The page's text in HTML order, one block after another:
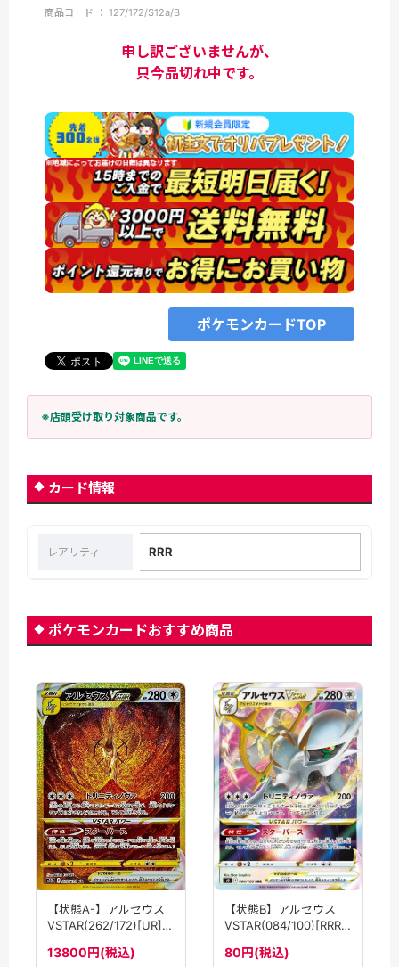
商品コード ： 127/172/S12a/B
申し訳ございませんが、
只今品切れ中です。
ポケモンカードTOP
※店頭受け取り対象商品です。
カード情報
レアリティ RRR
ポケモンカードおすすめ商品
【状態A-】アルセウス
VSTAR(262/172)[UR]
13800円(税込)
【状態B】アルセウス
VSTAR(084/100)[RRR]
80円(税込)